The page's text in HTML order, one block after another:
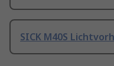
SICK M40S